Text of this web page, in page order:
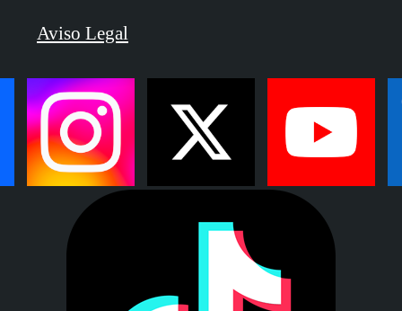
Aviso Legal